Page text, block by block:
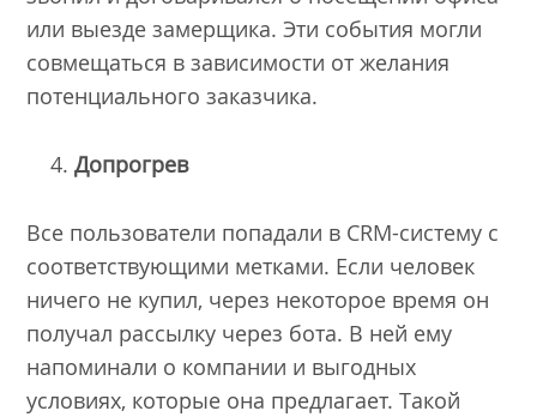
или выезде замерщика. Эти события могли
совмещаться в зависимости от желания
потенциального заказчика.
Допрогрев
Все пользователи попадали в CRM-систему с
соответствующими метками. Если человек
ничего не купил, через некоторое время он
получал рассылку через бота. В ней ему
напоминали о компании и выгодных
условиях, которые она предлагает. Такой